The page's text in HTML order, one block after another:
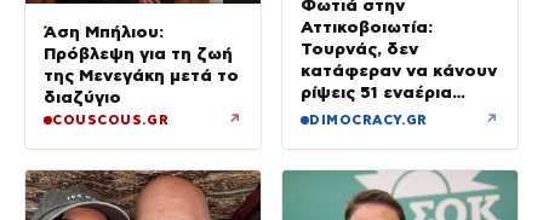
Άση Μπήλιου:
Πρόβλεψη για τη ζωή
της Μενεγάκη μετά το
διαζύγιο
COUSCOUS.GR ↗
Φωτιά στην
Αττικοβοιωτία:
Τουρνάς, δεν
κατάφεραν να κάνουν
ρίψεις 51 εναέρια
μέσα
DIMOCRACY.GR ↗